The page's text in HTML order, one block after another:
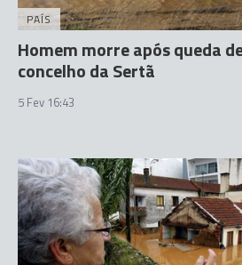
PAÍS
Homem morre após queda
concelho da Sertã
5 Fev 16:43